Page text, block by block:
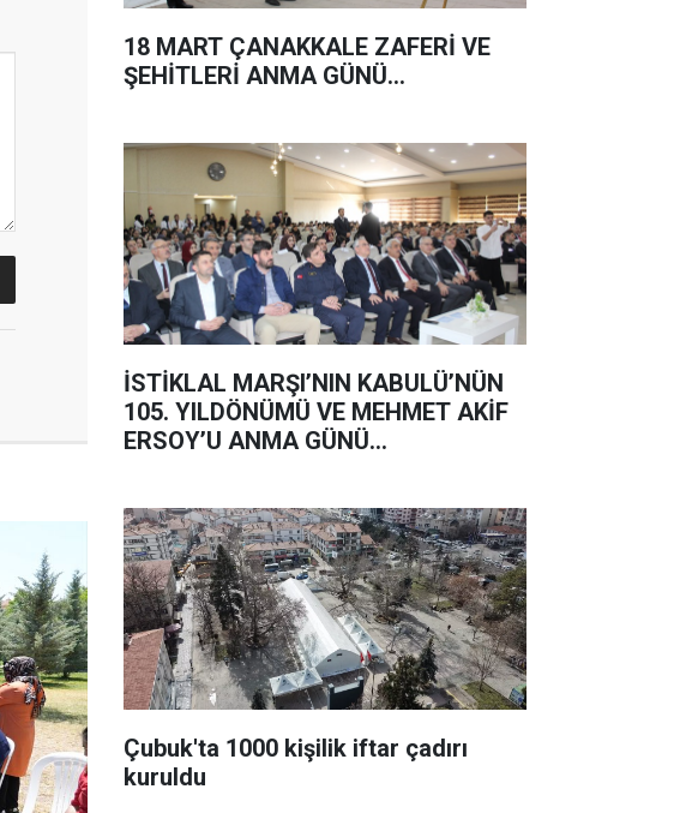
18 MART ÇANAKKALE ZAFERİ VE
ŞEHİTLERİ ANMA GÜNÜ...
İSTİKLAL MARŞI’NIN KABULÜ’NÜN
105. YILDÖNÜMÜ VE MEHMET AKİF
ERSOY’U ANMA GÜNÜ...
Çubuk'ta 1000 kişilik iftar çadırı
kuruldu